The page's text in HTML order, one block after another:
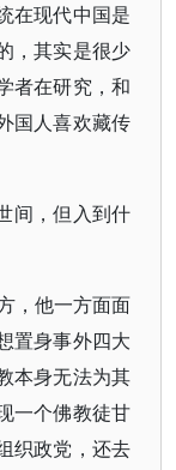
在现代中国是
，其实是很少
者在研究，和
国人喜欢藏传
间，但入到什
，他一方面面
置身事外四大
本身无法为其
一个佛教徒甘
织政党，还去